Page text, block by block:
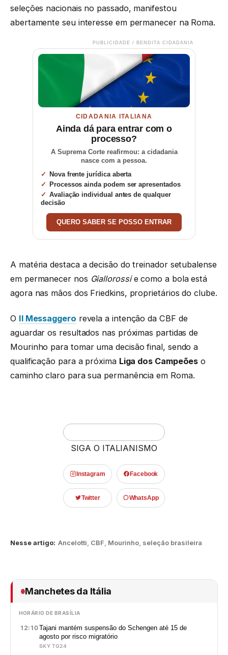
seleções nacionais no passado, manifestou
abertamente seu interesse em permanecer na Roma.
PUBLICIDADE / BENDITA CIDADANIA
CIDADANIA ITALIANA
Ainda dá para entrar com o
processo?
A Suprema Corte reafirmou: a cidadania
nasce com a pessoa.
Nova frente jurídica aberta
Processos ainda podem ser apresentados
Avaliação individual antes de qualquer
decisão
QUERO SABER SE POSSO ENTRAR
A matéria destaca a decisão do treinador setubalense
em permanecer nos Giallorossie como a bola está
agora nas mãos dos Friedkins, proprietários do clube.
O Il Messaggero revela a intenção da CBF de
aguardar os resultados nas próximas partidas de
Mourinho para tomar uma decisão final, sendo a
qualificação para a próxima Liga dos Campeões o
caminho claro para sua permanência em Roma.
SIGA O ITALIANISMO
Instagram Facebook
Twitter WhatsApp
Nesse artigo: Ancelotti CBF Mourinho seleção brasileira
Manchetes da Itália
HORÁRIO DE BRASÍLIA
12:10Tajani mantém suspensão do Schengen até 15 de
agosto por risco migratório
SKY TG24